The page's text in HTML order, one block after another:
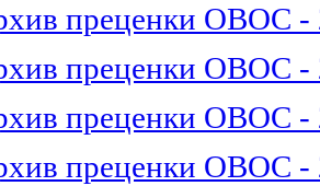
преценки ОВОС -
преценки ОВОС -
преценки ОВОС -
преценки ОВОС -